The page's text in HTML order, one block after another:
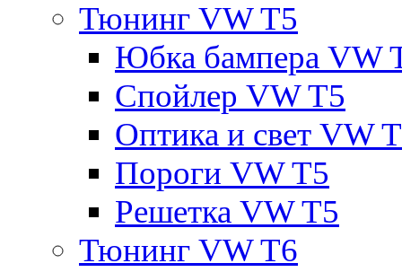
Тюнинг VW T5
Юбка бампера VW
Спойлер VW T5
Оптика и свет VW
Пороги VW T5
Решетка VW T5
Тюнинг VW T6